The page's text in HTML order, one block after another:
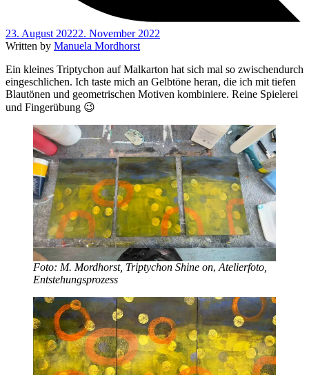
23. August 20222. November 2022
Written by Manuela Mordhorst
Ein kleines Triptychon auf Malkarton hat sich mal so zwischendurch
eingeschlichen. Ich taste mich an Gelbtöne heran, die ich mit tiefen
Blautönen und geometrischen Motiven kombiniere. Reine Spielerei
und Fingerübung 😉
Foto: M. Mordhorst, Triptychon Shine on, Atelierfoto,
Entstehungsprozess